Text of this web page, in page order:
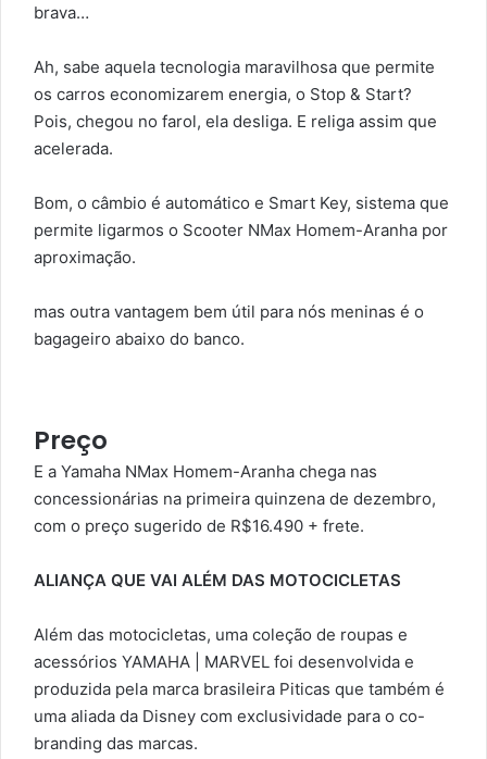
brava…
Ah, sabe aquela tecnologia maravilhosa que permite
os carros economizarem energia, o Stop & Start?
Pois, chegou no farol, ela desliga. E religa assim que
acelerada.
Bom, o câmbio é automático e Smart Key, sistema que
permite ligarmos o Scooter NMax Homem-Aranha por
aproximação.
mas outra vantagem bem útil para nós meninas é o
bagageiro abaixo do banco.
Preço
E a Yamaha NMax Homem-Aranha chega nas
concessionárias na primeira quinzena de dezembro,
com o preço sugerido de R$16.490 + frete.
ALIANÇA QUE VAI ALÉM DAS MOTOCICLETAS
Além das motocicletas, uma coleção de roupas e
acessórios YAMAHA | MARVEL foi desenvolvida e
produzida pela marca brasileira Piticas que também é
uma aliada da Disney com exclusividade para o co-
branding das marcas.